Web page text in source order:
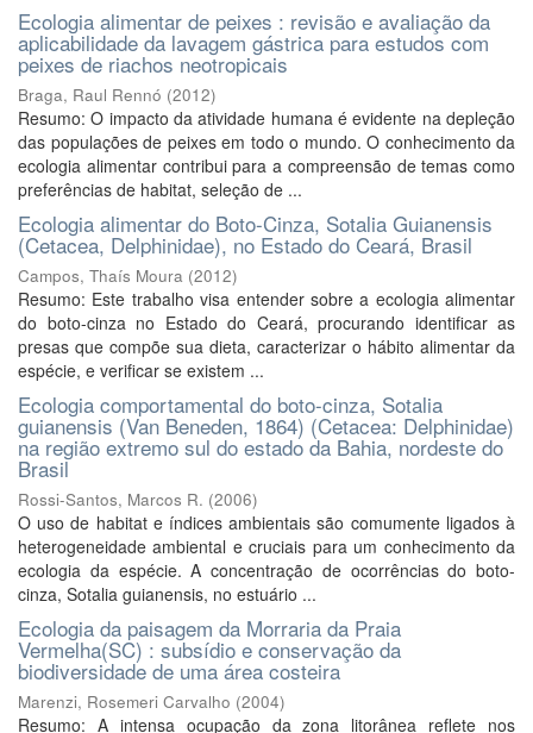
Ecologia alimentar de peixes : revisão e avaliação da
aplicabilidade da lavagem gástrica para estudos com
peixes de riachos neotropicais
Braga, Raul Rennó (2012)
Resumo: O impacto da atividade humana é evidente na depleção
das populações de peixes em todo o mundo. O conhecimento da
ecologia alimentar contribui para a compreensão de temas como
preferências de habitat, seleção de ...
Ecologia alimentar do Boto-Cinza, Sotalia Guianensis
(Cetacea, Delphinidae), no Estado do Ceará, Brasil
Campos, Thaís Moura (2012)
Resumo: Este trabalho visa entender sobre a ecologia alimentar
do boto-cinza no Estado do Ceará, procurando identificar as
presas que compõe sua dieta, caracterizar o hábito alimentar da
espécie, e verificar se existem ...
Ecologia comportamental do boto-cinza, Sotalia
guianensis (Van Beneden, 1864) (Cetacea: Delphinidae)
na região extremo sul do estado da Bahia, nordeste do
Brasil
Rossi-Santos, Marcos R. (2006)
O uso de habitat e índices ambientais são comumente ligados à
heterogeneidade ambiental e cruciais para um conhecimento da
ecologia da espécie. A concentração de ocorrências do boto-
cinza, Sotalia guianensis, no estuário ...
Ecologia da paisagem da Morraria da Praia
Vermelha(SC) : subsídio e conservação da
biodiversidade de uma área costeira
Marenzi, Rosemeri Carvalho (2004)
Resumo: A intensa ocupação da zona litorânea reflete nos